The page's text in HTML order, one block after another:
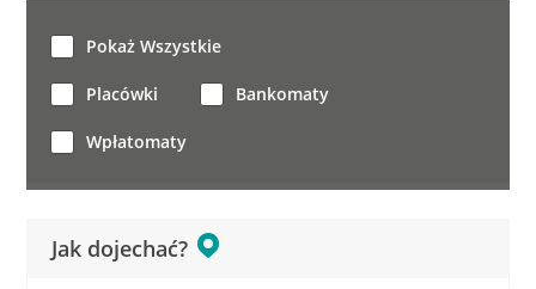
Jak dojechać?
Pokaż Wszystkie
Placówki Bankomaty
Wpłatomaty